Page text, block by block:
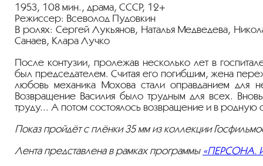
1953, 108 мин., драма, СССР, 12+
Режиссер: Всеволод Пудовкин
В ролях: Сергей Лукьянов, Наталья Медведева,
Санаев, Клара Лучко
После контузии, пролежав несколько лет в
был председателем. Считая его погибшим, жена
любовь механика Мохова стали оправданием
Возвращение Василия было трудным для всех.
труду... А потом состоялось возвращение и в родную
Показ пройдёт с плёнки 35 мм из коллекции
Лента представлена в рамках программы «ПЕРСОНА.